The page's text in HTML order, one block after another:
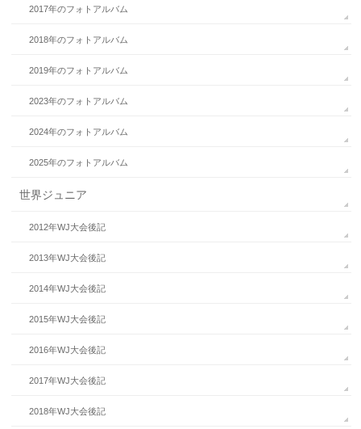
2017年のフォトアルバム
2018年のフォトアルバム
2019年のフォトアルバム
2023年のフォトアルバム
2024年のフォトアルバム
2025年のフォトアルバム
世界ジュニア
2012年WJ大会後記
2013年WJ大会後記
2014年WJ大会後記
2015年WJ大会後記
2016年WJ大会後記
2017年WJ大会後記
2018年WJ大会後記